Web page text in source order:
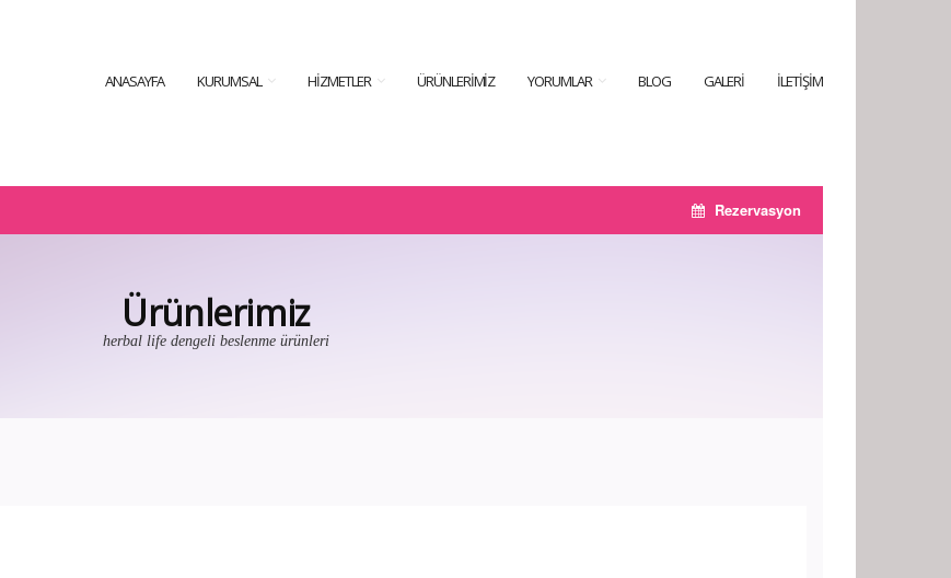
ANASAYFA KURUMSAL HIZMETLER ÜRÜNLERIMIZ YORUMLAR BLOG GALERI İLETIŞIM
Rezervasyon
Ürünlerimiz
herbal life dengeli beslenme ürünleri